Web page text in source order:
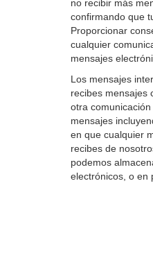
no recibir más
confirmando que
Proporcionar
cualquier
mensajes
Los mensajes
recibes mensajes
otra
mensajes
en que cualquier
recibes de
podemos
electrónicos, o en